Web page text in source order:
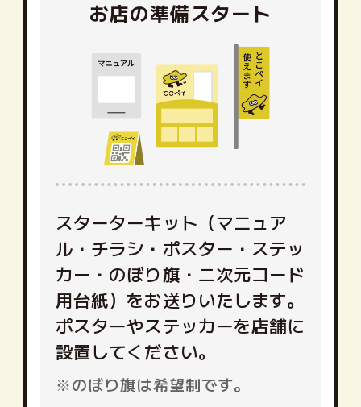
お店の準備スタート
スターターキット（マニュア
ル・チラシ・ポスター・ステッ
カー・のぼり旗・二次元コード
用台紙）をお送りいたします。
ポスターやステッカーを店舗に
設置してください。
※のぼり旗は希望制です。